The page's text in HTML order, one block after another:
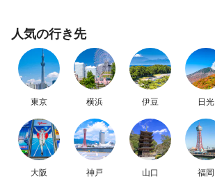
人気の行き先
東京 横浜 伊豆 日光
大阪 神戸 山口 福岡